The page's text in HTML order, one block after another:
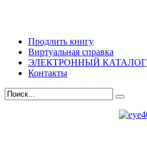
Продлить книгу
Виртуальная справка
ЭЛЕКТРОННЫЙ КАТАЛОГ
Контакты